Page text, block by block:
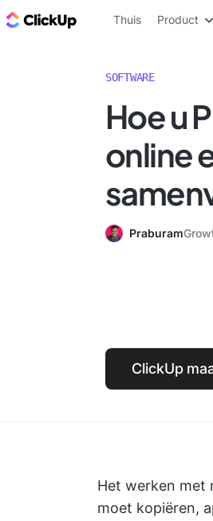
ClickUp Blog
Thuis Product
SOFTWARE
Hoe u
online
Praburam
ClickUp
Het werken met
moet kopiëren,